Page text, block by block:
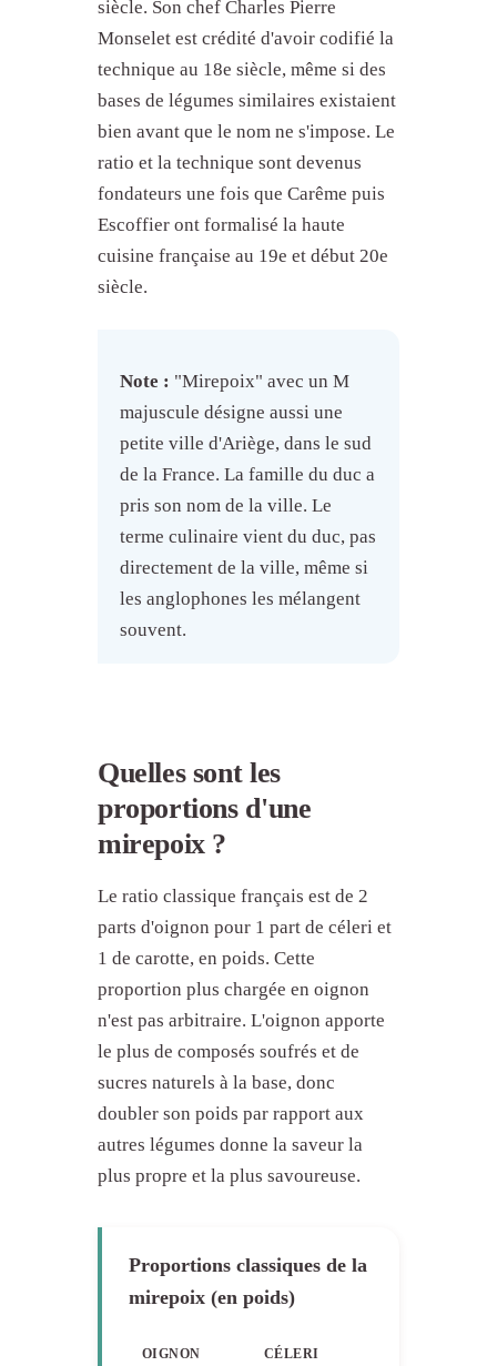
siècle. Son chef Charles Pierre
Monselet est crédité d'avoir codifié la
technique au 18e siècle, même si des
bases de légumes similaires existaient
bien avant que le nom ne s'impose. Le
ratio et la technique sont devenus
fondateurs une fois que Carême puis
Escoffier ont formalisé la haute
cuisine française au 19e et début 20e
siècle.
Note : "Mirepoix" avec un M
majuscule désigne aussi une
petite ville d'Ariège, dans le sud
de la France. La famille du duc a
pris son nom de la ville. Le
terme culinaire vient du duc, pas
directement de la ville, même si
les anglophones les mélangent
souvent.
Quelles sont les
proportions d'une
mirepoix ?
Le ratio classique français est de 2
parts d'oignon pour 1 part de céleri et
1 de carotte, en poids. Cette
proportion plus chargée en oignon
n'est pas arbitraire. L'oignon apporte
le plus de composés soufrés et de
sucres naturels à la base, donc
doubler son poids par rapport aux
autres légumes donne la saveur la
plus propre et la plus savoureuse.
Proportions classiques de la
mirepoix (en poids)
OIGNON CÉLERI